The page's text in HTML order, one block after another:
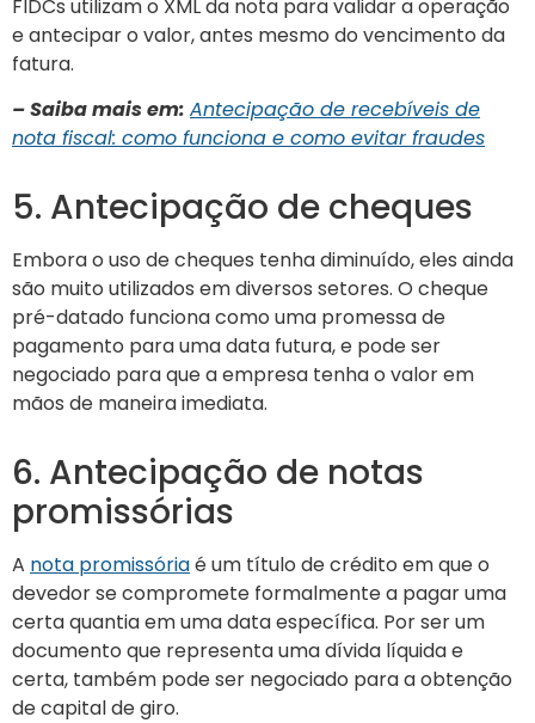
FIDCs utilizam o XML da nota para validar a operação
e antecipar o valor, antes mesmo do vencimento da
fatura.
– Saiba mais em: Antecipação de recebíveis de
nota fiscal: como funciona e como evitar fraudes
5. Antecipação de cheques
Embora o uso de cheques tenha diminuído, eles ainda
são muito utilizados em diversos setores. O cheque
pré-datado funciona como uma promessa de
pagamento para uma data futura, e pode ser
negociado para que a empresa tenha o valor em
mãos de maneira imediata.
6. Antecipação de notas
promissórias
A nota promissóriaé um título de crédito em que o
devedor se compromete formalmente a pagar uma
certa quantia em uma data específica. Por ser um
documento que representa uma dívida líquida e
certa, também pode ser negociado para a obtenção
de capital de giro.